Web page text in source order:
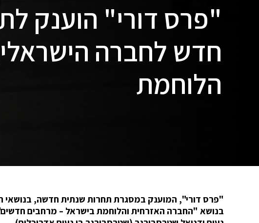
"פרס דורי" הוענק
חדש לחברה
הלוחמת
"פרס דורי", המוענק במסגרת תחרות שנתית חדשה, בנושאי
בנושא "החברה האזרחית והלוחמת בישראל – מרחבים